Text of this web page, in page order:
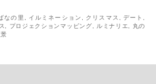
なの里 , イルミネーション , クリスマス , デート ,
, プロジェクションマッピング, ルミナリエ,
丸の